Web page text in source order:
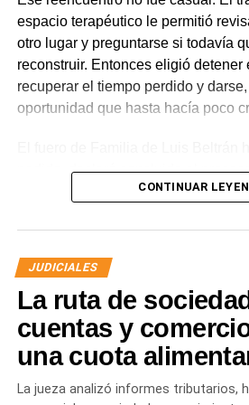
espacio terapéutico le permitió
otro lugar y preguntarse si todavía
reconstruir. Entonces eligió detener
recuperar el tiempo perdido y
oportunidad que hasta hacía poco
pedido, declaró concluido el
ordenó el archivo de las
la legislación para poner fin al
El joven había promovido la acción
supresión de su apellido paterno.
del trámite se incorporó la
ordenó la publicación de edictos y
distintas medidas previas. En esa
todavía no había sido notificada al
CONTINUAR
JUDICIALES
La ruta de
cuentas y
una cuota
La jueza analizó informes tributarios,